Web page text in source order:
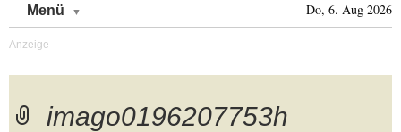
Menü Do, 6. Aug 2026
imago0196207753h